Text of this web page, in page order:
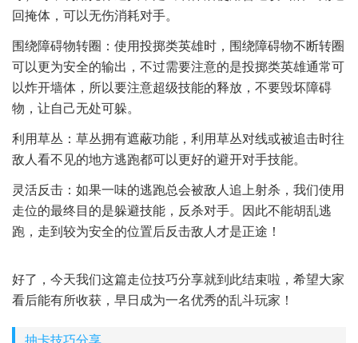
回掩体，可以无伤消耗对手。
围绕障碍物转圈：使用投掷类英雄时，围绕障碍物不断转圈
可以更为安全的输出，不过需要注意的是投掷类英雄通常可
以炸开墙体，所以要注意超级技能的释放，不要毁坏障碍
物，让自己无处可躲。
利用草丛：草丛拥有遮蔽功能，利用草丛对线或被追击时往
敌人看不见的地方逃跑都可以更好的避开对手技能。
灵活反击：如果一味的逃跑总会被敌人追上射杀，我们使用
走位的最终目的是躲避技能，反杀对手。因此不能胡乱逃
跑，走到较为安全的位置后反击敌人才是正途！
好了，今天我们这篇走位技巧分享就到此结束啦，希望大家
看后能有所收获，早日成为一名优秀的乱斗玩家！
抽卡技巧分享